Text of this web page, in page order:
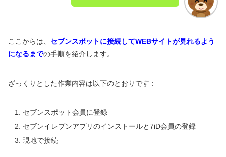
ここからは、 セブンスポットに接続してWEBサイトが見れるよう
になるまでの手順を紹介します。
ざっくりとした作業内容は以下のとおりです：
セブンスポット会員に登録
セブンイレブンアプリのインストールと7iD会員の登録
現地で接続